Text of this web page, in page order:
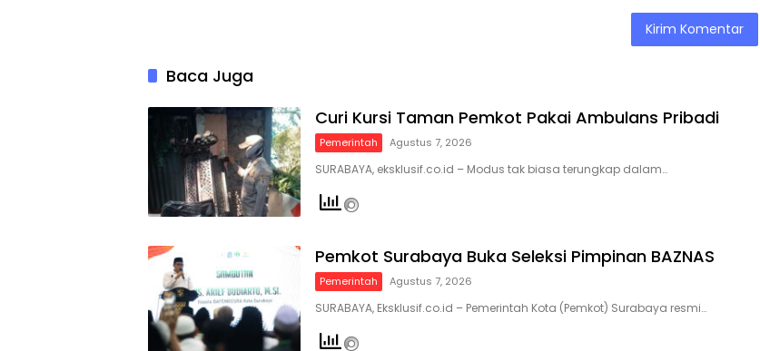
Baca Juga
Curi Kursi Taman Pemkot Pakai Ambulans Pribadi
Pemerintah Agustus 7, 2026
SURABAYA, eksklusif.co.id – Modus tak biasa terungkap dalam…
Pemkot Surabaya Buka Seleksi Pimpinan BAZNAS
Pemerintah Agustus 7, 2026
SURABAYA, Eksklusif.co.id – Pemerintah Kota (Pemkot) Surabaya resmi…